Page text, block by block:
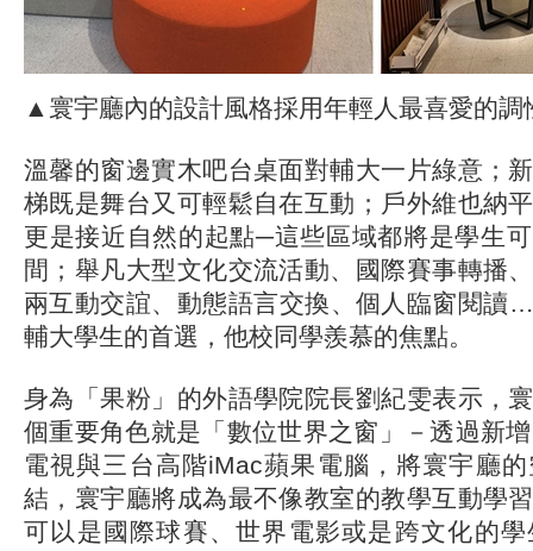
▲寰宇廳內的設計風格採用年輕人最喜愛的調
溫馨的窗邊實木吧台桌面對輔大一片綠意；
梯既是舞台又可輕鬆自在互動；戶外維也納
更是接近自然的起點─這些區域都將是學生
間；舉凡大型文化交流活動、國際賽事轉播
兩互動交誼、動態語言交換、個人臨窗閱
輔大學生的首選，他校同學羨慕的焦點。
身為「果粉」的外語學院院長劉紀雯表示，
個重要角色就是「數位世界之窗」－透過新
電視與三台高階iMac蘋果電腦，將寰宇廳
結，寰宇廳將成為最不像教室的教學互動學
可以是國際球賽、世界電影或是跨文化的